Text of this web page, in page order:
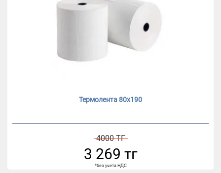
Термолента 80х190
4000 ТГ
3 269 тг
*без учета НДС